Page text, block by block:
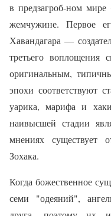
в предзагроб-ном
жемчужине. Первое
Хавандагара —
третьего воплощения
оригинальным,
эпохи соответ­ствуют
уарика, марифа и
наивысшей стадии
мнениях существует
Зохака.
Когда божественное
семи "одеяний",